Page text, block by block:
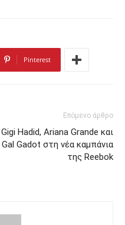
Pinterest
Επόμενο άρθρο
Gigi Hadid, Ariana Grande και
Gal Gadot στη νέα καμπάνια
της Reebok